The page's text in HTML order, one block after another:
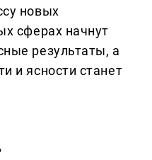
новых
сферах начнут
результаты, а
и ясности станет